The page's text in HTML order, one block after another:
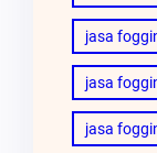
jasa
jasa
jasa